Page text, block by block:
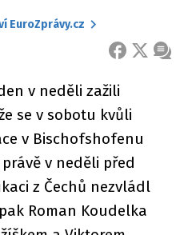
EuroZprávy.cz
FACEBOOK
X
v neděli zažili
se v sobotu kvůli
v Bischofshofenu
v neděli před
z Čechů nezvládl
Roman Koudelka